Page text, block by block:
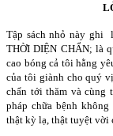
Tập sách nhỏ này ghi
THỜI DIỆN CHẨN; là
cao bóng cả tôi hằng
của tôi giành cho quý
chẩn tới thăm và cùng
pháp chữa bệnh
thật kỳ lạ, thật tuyệt vời